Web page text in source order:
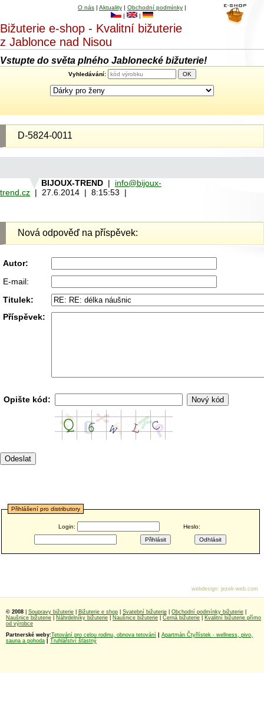
O nás | Aktuality | Obchodní podmínky |
|
|
Bižuterie e-shop - Kvalitní bižuterie
z Jablonce nad Nisou
Vstupte do světa plného Jablonecké bižuterie!
Vyhledávání:
D-5824-0011
BIJOUX-TREND | info@bijoux-
trend.cz | 27.6.2014 | 8:15:53 |
Nová odpověď na příspěvek:
Autor:
E-mail:
Titulek:
Příspěvek:
Opište kód:
Přihlášení pro distributory
Login: Heslo:
© 2008 Soupravy bižuterie Bižuterie e shop Svatební bižuterie Obchodní podmínky bižuterie
Naušnice bižuterie
Náhrdelníky bižuterie Naušnice bižuterie Černá bižuterie
Kvalitní bižuterie přímo
od výrobce
Partnerské weby:Tetování pro celou rodinu, obnova tetování
Apartmán Čtyřlístek - wellness, pivo,
sauna a pohoda
Truhlářství šťastný
webdesign: jezek-web.com